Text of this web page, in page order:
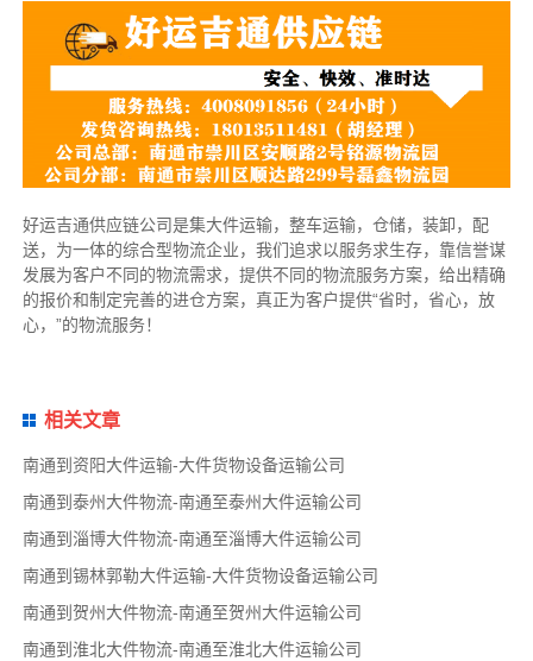
好运吉通供应链公司是集大件运输，整车运输，仓储，装卸，配
送，为一体的综合型物流企业，我们追求以服务求生存，靠信誉谋
发展为客户不同的物流需求，提供不同的物流服务方案，给出精确
的报价和制定完善的进仓方案，真正为客户提供“省时，省心，放
心，”的物流服务！
相关文章
南通到资阳大件运输-大件货物设备运输公司
南通到泰州大件物流-南通至泰州大件运输公司
南通到淄博大件物流-南通至淄博大件运输公司
南通到锡林郭勒大件运输-大件货物设备运输公司
南通到贺州大件物流-南通至贺州大件运输公司
南通到淮北大件物流-南通至淮北大件运输公司